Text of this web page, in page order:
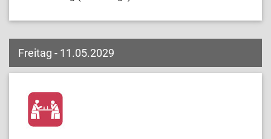
Freitag - 11.05.2029